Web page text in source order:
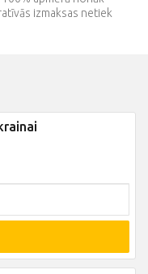
izmaksas netiek